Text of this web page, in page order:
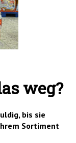
weg?
bis sie
Sortiment